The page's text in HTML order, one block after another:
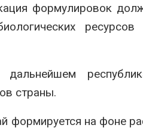
формулировок
страны.
формируется на фоне